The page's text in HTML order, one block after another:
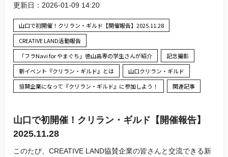
更新日：2026-01-09 14:20
山口で初開催！クリラン・ギルド【開催報告】2025.11.28
CREATIVE LAND活動報告
「フラNavi for やまぐち」徳山高専の学生さんが紹介
記念撮影
新イベント『クリラン・ギルド』とは
山口クリラン・ギルド
協賛企業になって『クリラン・ギルド』に参加しよう！
関連記事
山口で初開催！クリラン・ギルド【開催報告】
2025.11.28
このたび、CREATIVE LAND協賛企業の皆さんと交流できる新